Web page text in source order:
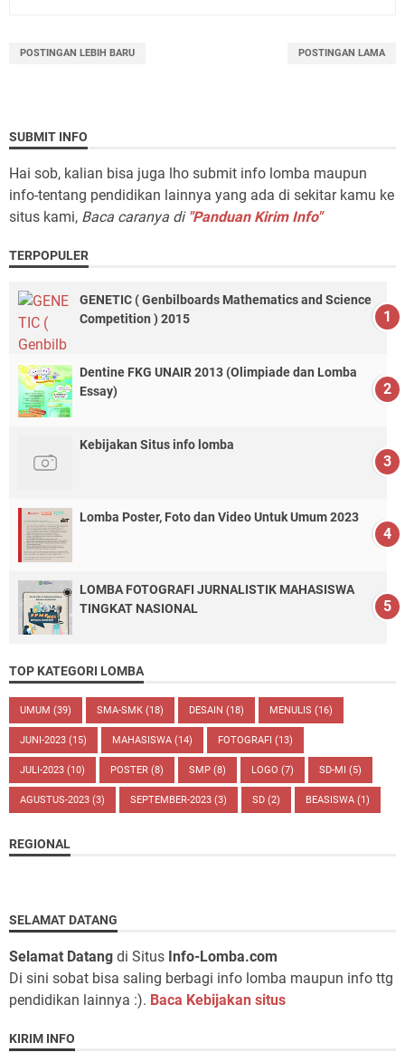
POSTINGAN LEBIH BARU POSTINGAN LAMA
SUBMIT INFO
Hai sob, kalian bisa juga lho submit info lomba maupun
info-tentang pendidikan lainnya yang ada di sekitar kamu ke
situs kami, Baca caranya di "Panduan Kirim Info"
TERPOPULER
GENETIC ( Genbilboards Mathematics and Science
Competition ) 2015
Dentine FKG UNAIR 2013 (Olimpiade dan Lomba
Essay)
Kebijakan Situs info lomba
Lomba Poster, Foto dan Video Untuk Umum 2023
LOMBA FOTOGRAFI JURNALISTIK MAHASISWA
TINGKAT NASIONAL
TOP KATEGORI LOMBA
UMUM (39) SMA-SMK (18) DESAIN (18) MENULIS (16)
JUNI-2023 (15) MAHASISWA (14) FOTOGRAFI (13)
JULI-2023 (10) POSTER (8) SMP (8) LOGO (7) SD-MI (5)
AGUSTUS-2023 (3) SEPTEMBER-2023 (3) SD (2) BEASISWA (1)
REGIONAL
SELAMAT DATANG
Selamat Datang di Situs Info-Lomba.com
Di sini sobat bisa saling berbagi info lomba maupun info ttg
pendidikan lainnya :). Baca Kebijakan situs
KIRIM INFO